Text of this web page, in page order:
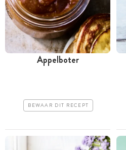
Appelboter
BEWAAR DIT RECEPT